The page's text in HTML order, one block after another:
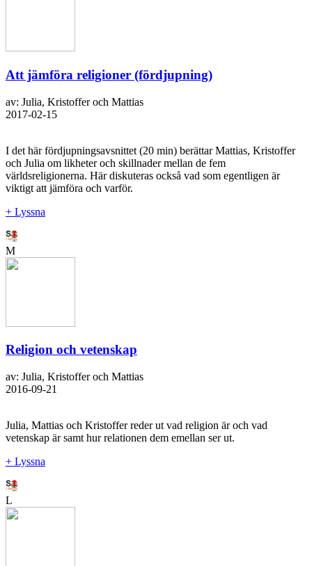
Att jämföra religioner (fördjupning)
av: Julia, Kristoffer och Mattias
2017-02-15
I det här fördjupningsavsnittet (20 min) berättar Mattias, Kristoffer
och Julia om likheter och skillnader mellan de fem
världsreligionerna. Här diskuteras också vad som egentligen är
viktigt att jämföra och varför.
+ Lyssna
M
Religion och vetenskap
av: Julia, Kristoffer och Mattias
2016-09-21
Julia, Mattias och Kristoffer reder ut vad religion är och vad
vetenskap är samt hur relationen dem emellan ser ut.
+ Lyssna
L